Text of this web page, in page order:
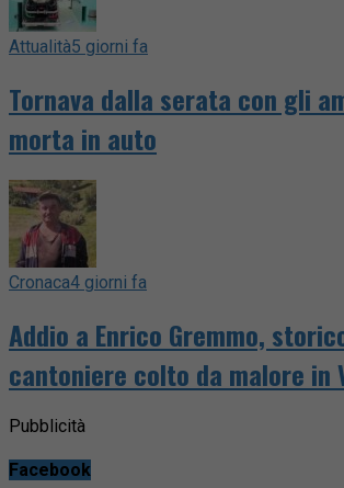
Attualità5 giorni fa
Tornava dalla serata con gli
morta in auto
Cronaca4 giorni fa
Addio a Enrico Gremmo,
cantoniere colto da malore in
Pubblicità
Facebook